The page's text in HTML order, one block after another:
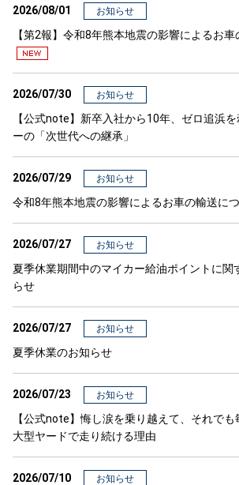
2026/08/01 お知らせ
【第2報】令和8年熊本地震の影響によるお
2026/07/30 お知らせ
【公式note】新卒入社から10年、ゼロ追浜
ーの「次世代への継承」
2026/07/29 お知らせ
令和8年熊本地震の影響によるお車の輸送に
2026/07/27 お知らせ
夏季休業期間中のマイカー給油ポイントに関
らせ
2026/07/27 お知らせ
夏季休業のお知らせ
2026/07/23 お知らせ
【公式note】悔し涙を乗り越えて、それで
大型ヤードで走り続ける理由
2026/07/10 お知らせ